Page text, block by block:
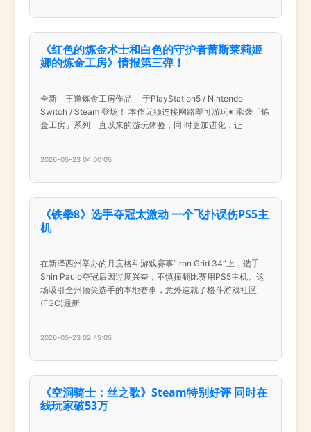
《红色的炼金术士和白色的守护者蕾斯莱莉姬
娜的炼金工房》情报第三弹！
全新「王道炼金工房作品」 于PlayStation5 / Nintendo
Switch / Steam 登场！ 本作无须连接网路即可游玩※ 承袭「炼
金工房」系列一直以来的游玩体验，同 时更加进化，让
2026-05-23 04:00:05
《铁拳8》选手夺冠太激动 一个飞扑误伤PS5主
机
在新泽西州举办的月度格斗游戏赛事“Iron Grid 34”上，选手
Shin Paulo夺冠后因过度兴奋，不慎撞翻比赛用PS5主机。这
场吸引全州顶尖选手的本地赛事，意外造就了格斗游戏社区
(FGC)最新
2026-05-23 02:45:05
《空洞骑士：丝之歌》Steam特别好评 同时在
线玩家破53万